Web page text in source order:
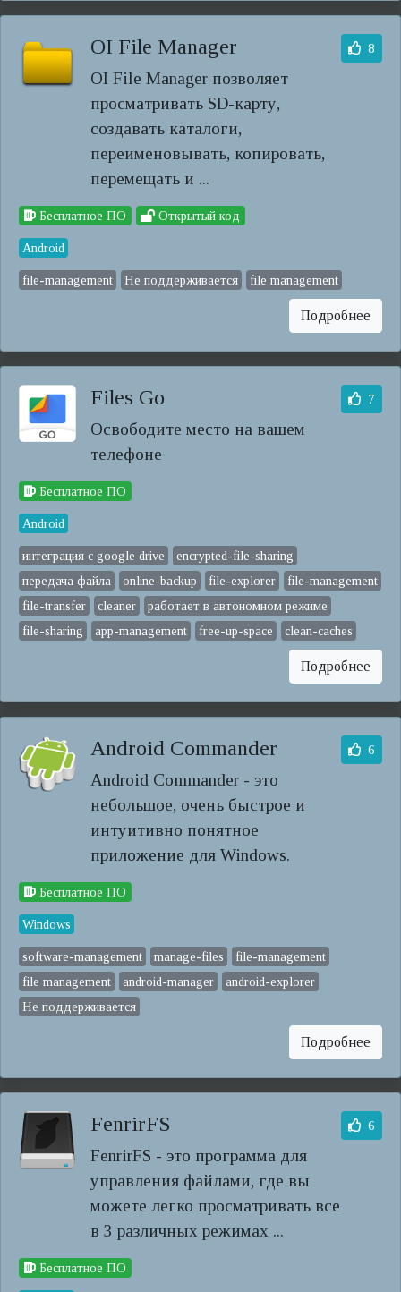
OI File Manager
OI File Manager позволяет
просматривать SD-карту,
создавать каталоги,
переименовывать, копировать,
перемещать и ...
8
Бесплатное ПО Открытый код
Android
file-management Не поддерживается file management
Подробнее
Files Go
Освободите место на вашем
телефоне
7
Бесплатное ПО
Android
интеграция с google drive
encrypted-file-sharing
передача файла
online-backup file-explorer
file-management
file-transfer
cleaner
работает в автономном режиме
file-sharing
app-management free-up-space clean-caches
Подробнее
Android Commander
Android Commander - это
небольшое, очень быстрое и
интуитивно понятное
приложение для Windows.
6
Бесплатное ПО
Windows
software-management manage-files
file-management
file management
android-manager
android-explorer
Не поддерживается
Подробнее
FenrirFS
FenrirFS - это программа для
управления файлами, где вы
можете легко просматривать все
в 3 различных режимах ...
6
Бесплатное ПО